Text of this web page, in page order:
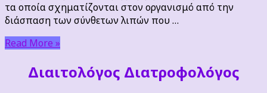
τα οποία σχηματίζονται στον οργανισμό από την
διάσπαση των σύνθετων λιπών που …
Read More »
Διαιτoλόγος Διατροφολόγος